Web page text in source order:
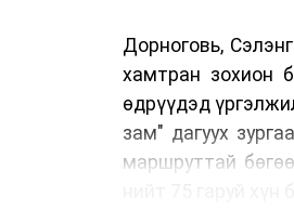
Дорноговь,
хамтран зохион
өдрүүдэд
зам" дагуух
маршруттай